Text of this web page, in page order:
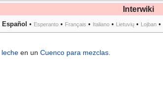
Interwiki
Español • Esperanto• Français • Italiano• Lietuvių• Lojban•
leche en un Cuenco para mezclas.